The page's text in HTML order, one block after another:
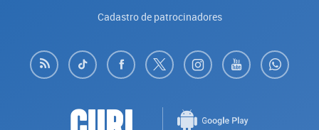
Cadastro de patrocinadores